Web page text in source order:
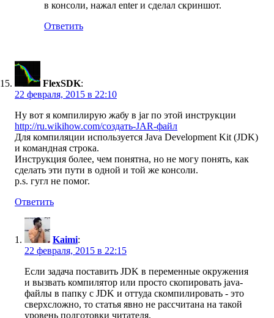
в консоли, нажал enter и сделал скриншот.
Ответить
FlexSDK:
22 февраля, 2015 в 22:10
Ну вот я компилирую жабу в jar по этой инструкции
http://ru.wikihow.com/создать-JAR-файл
Для компиляции используется Java Development Kit (JDK)
и командная строка.
Инструкция более, чем понятна, но не могу понять, как
сделать эти пути в одной и той же консоли.
p.s. гугл не помог.
Ответить
Kaimi:
22 февраля, 2015 в 22:15
Если задача поставить JDK в переменные окружения
и вызвать компилятор или просто скопировать java-
файлы в папку с JDK и оттуда скомпилировать - это
сверхсложно, то статья явно не рассчитана на такой
уровень подготовки читателя.